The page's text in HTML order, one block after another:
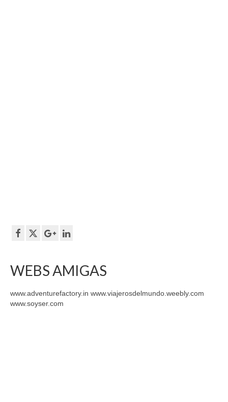
WEBS AMIGAS
www.adventurefactory.in www.viajerosdelmundo.weebly.com
www.soyser.com